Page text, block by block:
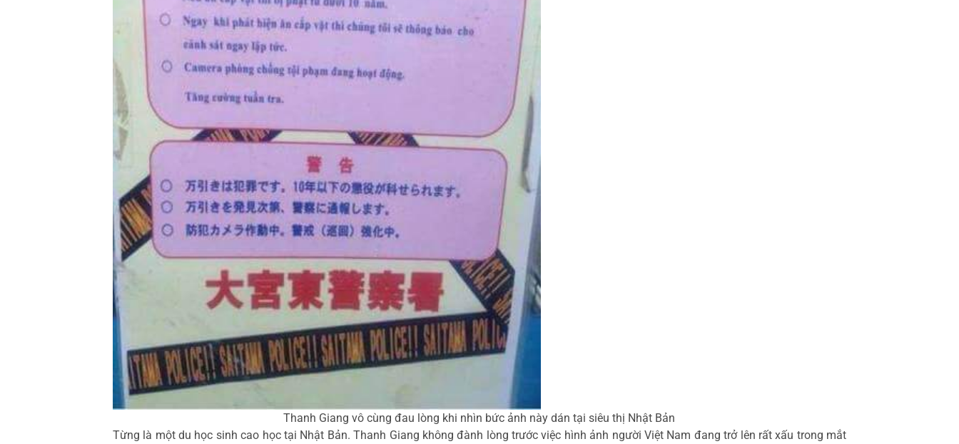
Thanh Giang vô cùng đau lòng khi nhìn bức ảnh này dán tại siêu thị Nhật Bản
Từng là một du học sinh cao học tại Nhật Bản. Thanh Giang không đành lòng trước việc hình ảnh người Việt Nam đang trở lên rất xấu trong mắt